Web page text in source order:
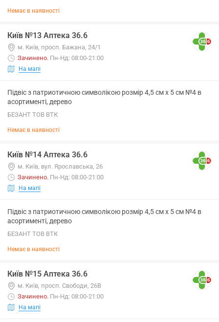
Немає в наявності
Київ №13 Аптека 36.6
м. Київ, просп. Бажана, 24/1
Зачинено. Пн-Нд: 08:00-21:00
На мапі
Підвіс з патриотичною символікою розмір 4,5 см х 5 см №4 в
асортименті, дерево
БЕЗАНТ ТОВ ВТК
Немає в наявності
Київ №14 Аптека 36.6
м. Київ, вул. Ярославська, 26
Зачинено. Пн-Нд: 08:00-21:00
На мапі
Підвіс з патриотичною символікою розмір 4,5 см х 5 см №4 в
асортименті, дерево
БЕЗАНТ ТОВ ВТК
Немає в наявності
Київ №15 Аптека 36.6
м. Київ, просп. Свободи, 26В
Зачинено. Пн-Нд: 08:00-21:00
На мапі